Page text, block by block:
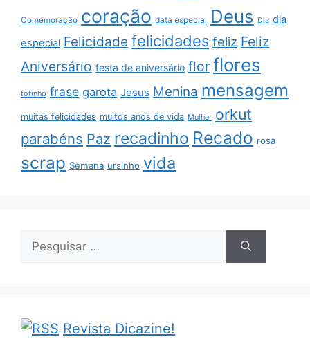
Comemoração coração data especial Deus Dia dia
especial Felicidade felicidades feliz Feliz
Aniversário festa de aniversário flor flores
fofinho frase garota Jesus Menina mensagem
muitas felicidades muitos anos de vida Mulher orkut
parabéns Paz recadinho Recado rosa
scrap Semana ursinho vida
por:
Revista Dicazine!